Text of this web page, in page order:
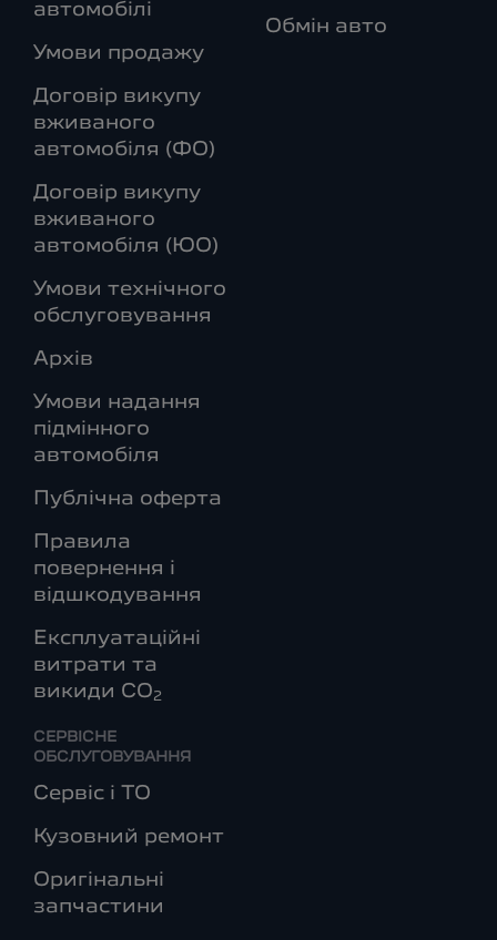
автомобілі
Умови продажу
Договір викупу
вживаного
автомобіля (ФО)
Договір викупу
вживаного
автомобіля (ЮО)
Умови технічного
обслуговування
Архів
Умови надання
підмінного
автомобіля
Публічна оферта
Правила
повернення і
відшкодування
Експлуатаційні
витрати та
викиди СО2
Обмін авто
СЕРВІСНЕ
ОБСЛУГОВУВАННЯ
Сервіс і ТО
Кузовний ремонт
Оригінальні
запчастини